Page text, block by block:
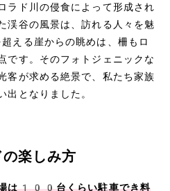
ラド川の侵食によって形成され
渓谷の風景は、訪れる人々を魅
る崖からの眺めは、柵もロ
です。そのフォトジェニックな
客が求める絶景で、私たち家族
出となりました。
楽しみ方
場は100台くらい駐車でき料